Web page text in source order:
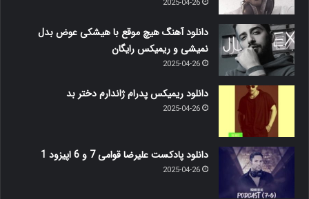
2025-04-26
دانلود آهنگ هیچ موقع با هیشکی عوض بدل
نمیشی و ریمیکس رایگان
2025-04-26
دانلود ریمیکس پدرام ژاندارم دختر بد
2025-04-26
دانلود پادکست علیرضا قوامی 7 و 6 اپیزود 1
2025-04-26